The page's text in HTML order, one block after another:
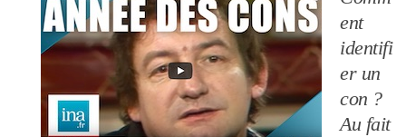
ent
identifi
er un
con ?
Au fait